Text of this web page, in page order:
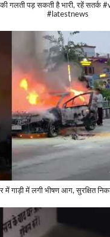
गलती पड़ सकती है भारी, रहें सतर्क
#latestnews
में गाड़ी में लगी भीषण आग, सुरक्षित